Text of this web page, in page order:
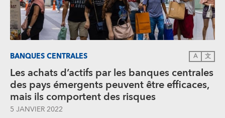
BANQUES CENTRALES A 文
Les achats d’actifs par les banques centrales
des pays émergents peuvent être efficaces,
mais ils comportent des risques
5 JANVIER 2022